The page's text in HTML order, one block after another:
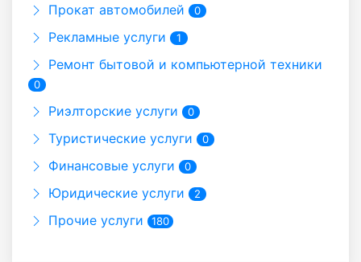
Прокат автомобилей 0
Рекламные услуги 1
Ремонт бытовой и компьютерной техники
0
Риэлторские услуги 0
Туристические услуги 0
Финансовые услуги 0
Юридические услуги 2
Прочие услуги 180